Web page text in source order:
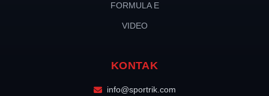
FORMULA E
VIDEO
KONTAK
info@sportrik.com